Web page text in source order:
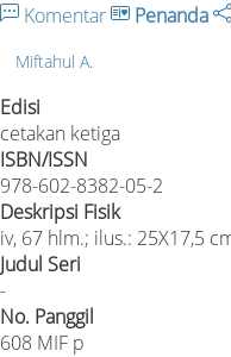
Komentar Penanda
Miftahul A.
Edisi
cetakan ketiga
ISBN/ISSN
978-602-8382-05-2
Deskripsi Fisik
iv, 67 hlm.; ilus.: 25X17,5
Judul Seri
-
No. Panggil
608 MIF p